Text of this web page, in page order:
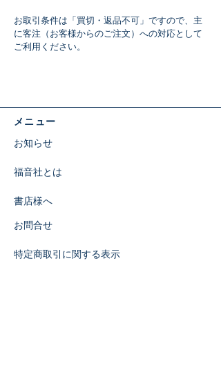
お取引条件は「買切・返品不可」ですので、主
に客注（お客様からのご注文）への対応として
ご利用ください。
メニュー
お知らせ
福音社とは
書店様へ
お問合せ
特定商取引に関する表示